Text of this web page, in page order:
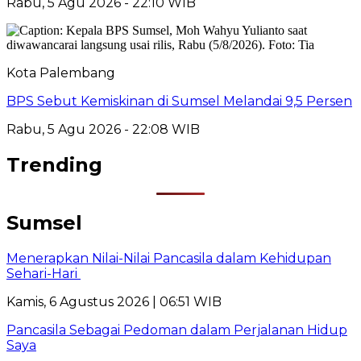
Kota Palembang
BPS Sebut Kemiskinan di Sumsel Melandai 9,5 Persen
Rabu, 5 Agu 2026 - 22:08 WIB
Trending
Sumsel
Menerapkan Nilai-Nilai Pancasila dalam Kehidupan
Sehari-Hari
Kamis, 6 Agustus 2026 | 06:51 WIB
Pancasila Sebagai Pedoman dalam Perjalanan Hidup
Saya